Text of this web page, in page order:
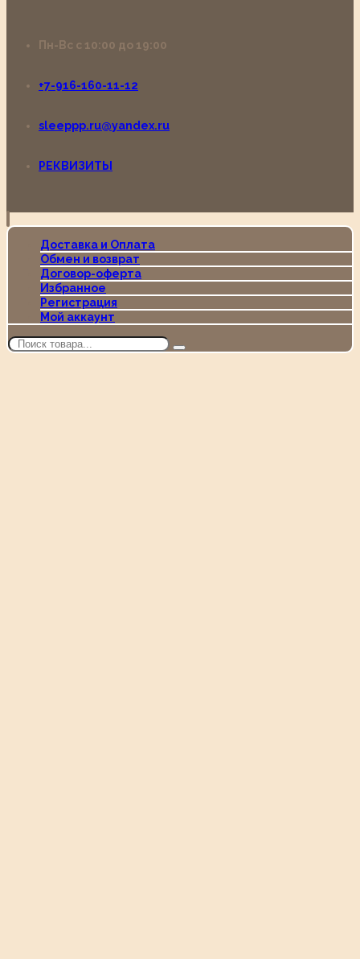
Пн-Вс с 10:00 до 19:00
+7-916-160-11-12
sleeppp.ru@yandex.ru
РЕКВИЗИТЫ
Доставка и Оплата
Обмен и возврат
Договор-оферта
Избранное
Регистрация
Мой аккаунт